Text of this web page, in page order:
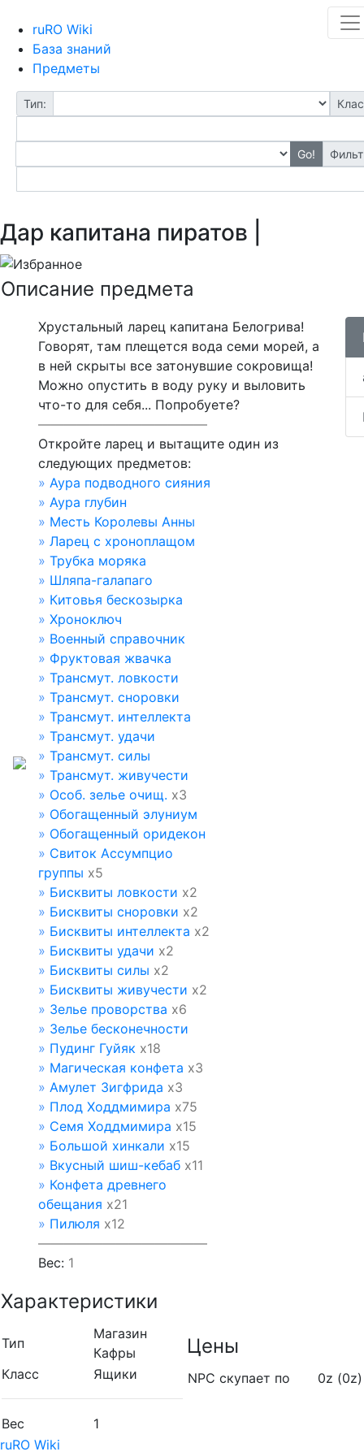
ruRO Wiki
База знаний
Предметы
Тип:
Go!
Дар капитана пиратов |
Описание предмета
Хрустальный ларец капитана Белогрива!
Говорят, там плещется вода семи морей, а
в ней скрыты все затонувшие сокровища!
Можно опустить в воду руку и выловить
что-то для себя... Попробуете?
—————————————
Откройте ларец и вытащите один из
следующих предметов:
» Аура подводного сияния
» Аура глубин
» Месть Королевы Анны
» Ларец с хроноплащом
» Трубка моряка
» Шляпа-галапаго
» Китовья бескозырка
» Хроноключ
» Военный справочник
» Фруктовая жвачка
» Трансмут. ловкости
» Трансмут. сноровки
» Трансмут. интеллекта
» Трансмут. удачи
» Трансмут. силы
» Трансмут. живучести
» Особ. зелье очищ. х3
» Обогащенный элуниум
» Обогащенный оридекон
» Свиток Ассумпцио
группы х5
» Бисквиты ловкости х2
» Бисквиты сноровки х2
» Бисквиты интеллекта х2
» Бисквиты удачи х2
» Бисквиты силы х2
» Бисквиты живучести х2
» Зелье проворства х6
» Зелье бесконечности
» Пудинг Гуйяк х18
» Магическая конфета х3
» Амулет Зигфрида х3
» Плод Ходдмимира х75
» Семя Ходдмимира х15
» Большой хинкали х15
» Вкусный шиш-кебаб х11
» Конфета древнего
обещания х21
» Пилюля х12
—————————————
Вес: 1
Характеристики
Тип
Магазин
Кафры
Класс
Ящики
Вес 1
Цены
NPC скупает по 0z (0z)
ruRO Wiki